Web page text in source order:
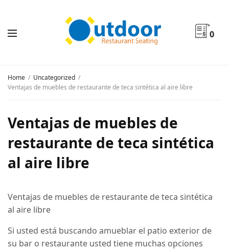
0
Home
Uncategorized
Ventajas de muebles de restaurante de teca sintética al aire libre
Ventajas de muebles de
restaurante de teca sintética
al aire libre
Ventajas de muebles de restaurante de teca sintética
al aire libre
Si usted está buscando amueblar el patio exterior de
su bar o restaurante usted tiene muchas opciones